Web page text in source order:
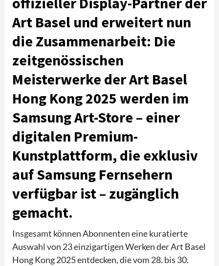
Art Basel und erweitert nun
die Zusammenarbeit: Die
zeitgenössischen
Meisterwerke der Art Basel
Hong Kong 2025 werden im
Samsung Art-Store – einer
digitalen Premium-
Kunstplattform, die exklusiv
auf Samsung Fernsehern
verfügbar ist – zugänglich
gemacht.
Insgesamt können Abonnenten eine kuratierte
Auswahl von 23 einzigartigen Werken der Art Basel
Hong Kong 2025 entdecken, die vom 28. bis 30.